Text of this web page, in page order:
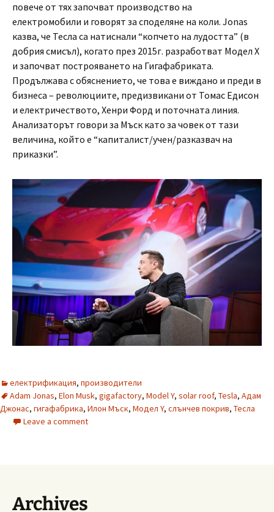
повече от тях започват производство на
електромобили и говорят за споделяне на коли. Jonas
казва, че Тесла са натиснали “копчето на лудостта” (в
добрия смисъл), когато през 2015г. разработват Модел Х
и започват построяването на Гигафабриката.
Продължава с обяснението, че това е виждано и преди в
бизнеса – революциите, предизвикани от Томас Едисон
и електричеството, Хенри Форд и поточната линия.
Анализаторът говори за Мъск като за човек от тази
величина, който е “капиталист/учен/разказвач на
приказки”.
електрификация, производители
Adam Jonas, Elon Musk, gigafactory, Model Y, solar roof, Tesla, Адам
Джонас, гигафабрика, Илон Мъск, Модел Y, слънчев покрив, Тесла
Leave a comment
Archives